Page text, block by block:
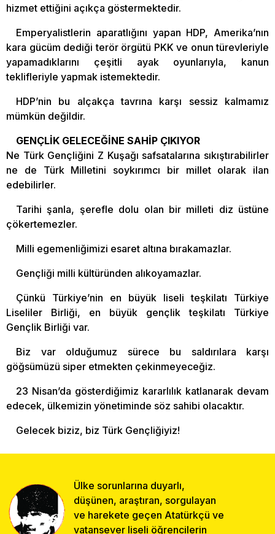
hizmet ettiğini açıkça göstermektedir.
Emperyalistlerin aparatlığını yapan HDP, Amerika’nın
kara gücüm dediği terör örgütü PKK ve onun türevleriyle
yapamadıklarını çeşitli ayak oyunlarıyla, kanun
teklifleriyle yapmak istemektedir.
HDP’nin bu alçakça tavrına karşı sessiz kalmamız
mümkün değildir.
GENÇLİK GELECEĞİNE SAHİP ÇIKIYOR
Ne Türk Gençliğini Z Kuşağı safsatalarına sıkıştırabilirler
ne de Türk Milletini soykırımcı bir millet olarak ilan
edebilirler.
Tarihi şanla, şerefle dolu olan bir milleti diz üstüne
çökertemezler.
Milli egemenliğimizi esaret altına bırakamazlar.
Gençliği milli kültüründen alıkoyamazlar.
Çünkü Türkiye’nin en büyük liseli teşkilatı Türkiye
Liseliler Birliği, en büyük gençlik teşkilatı Türkiye
Gençlik Birliği var.
Biz var olduğumuz sürece bu saldırılara karşı
göğsümüzü siper etmekten çekinmeyeceğiz.
23 Nisan’da gösterdiğimiz kararlılık katlanarak devam
edecek, ülkemizin yönetiminde söz sahibi olacaktır.
Gelecek biziz, biz Türk Gençliğiyiz!
Ülke sorunlarına duyarlı,
düşünen, araştıran, sorgulayan
ve harekete geçen Atatürkçü ve
vatansever liseli öğrencilerin